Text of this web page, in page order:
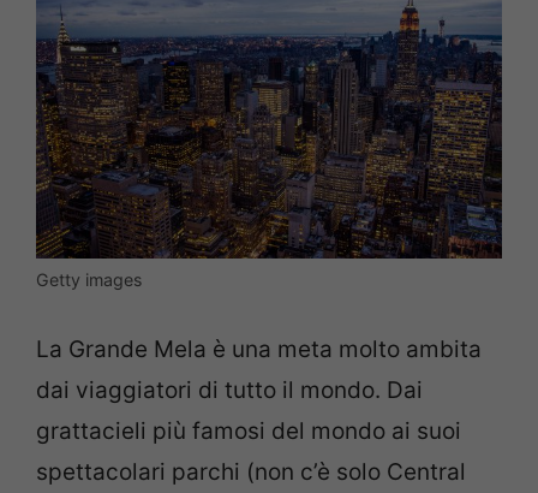
Getty images
La Grande Mela è una meta molto ambita
dai viaggiatori di tutto il mondo. Dai
grattacieli più famosi del mondo ai suoi
spettacolari parchi (non c’è solo Central